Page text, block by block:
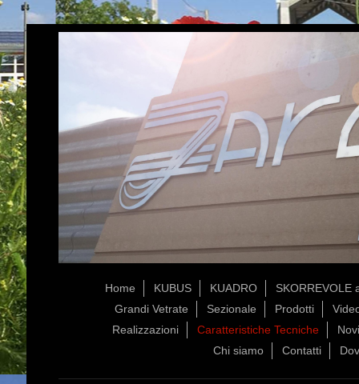
Home KUBUS KUADRO
SKORREVOLE
Grandi Vetrate
Sezionale Prodotti
Realizzazioni
Caratteristiche Tecniche
Chi siamo
Contatti